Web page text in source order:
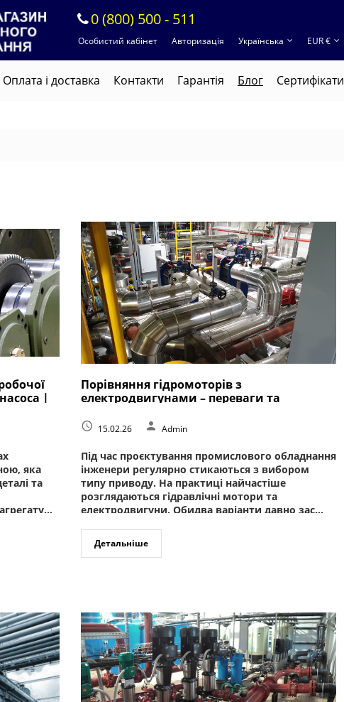
0 (800) 500 - 511
Особистий кабінет Авторизація Українська EUR €
Оплата і доставка Контакти Гарантія Блог Cертифікати
|
яка
та
Порівняння гідромоторів з
електродвигунами – переваги та
15.02.26 Admin
Під час проєктування промислового обладнання
інженери регулярно стикаються з вибором
типу приводу. На практиці найчастіше
розглядаються гідравлічні мотори та
електродвигуни. Обидва варіанти давно зас...
Детальніше